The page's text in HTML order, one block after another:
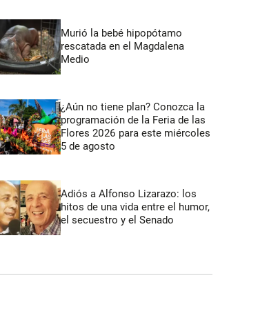
Murió la bebé hipopótamo
rescatada en el Magdalena
Medio
¿Aún no tiene plan? Conozca la
programación de la Feria de las
Flores 2026 para este miércoles
5 de agosto
Adiós a Alfonso Lizarazo: los
hitos de una vida entre el humor,
el secuestro y el Senado